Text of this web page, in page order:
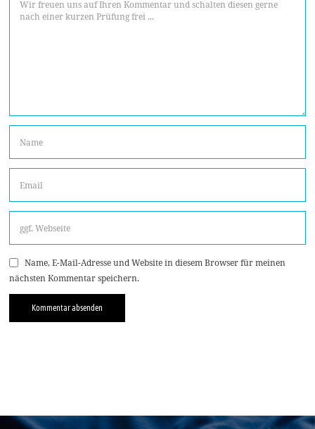
Name, E-Mail-Adresse und Website in diesem Browser für meinen
nächsten Kommentar speichern.